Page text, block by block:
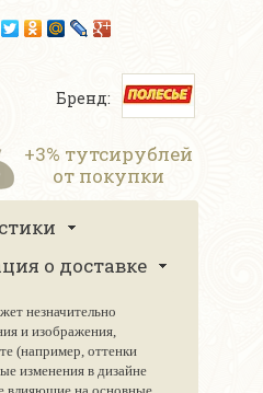
Бренд:
+3% тутсирублей
от покупки
о доставке
незначительно
и изображения,
(например, оттенки
изменения в дизайне